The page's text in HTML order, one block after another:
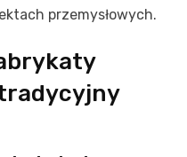
przemysłowych.